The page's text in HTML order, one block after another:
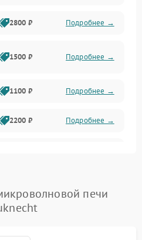
2800 ₽ Подробнее →
1500 ₽ Подробнее →
1100 ₽ Подробнее →
2200 ₽ Подробнее →
Подробнее →
печи